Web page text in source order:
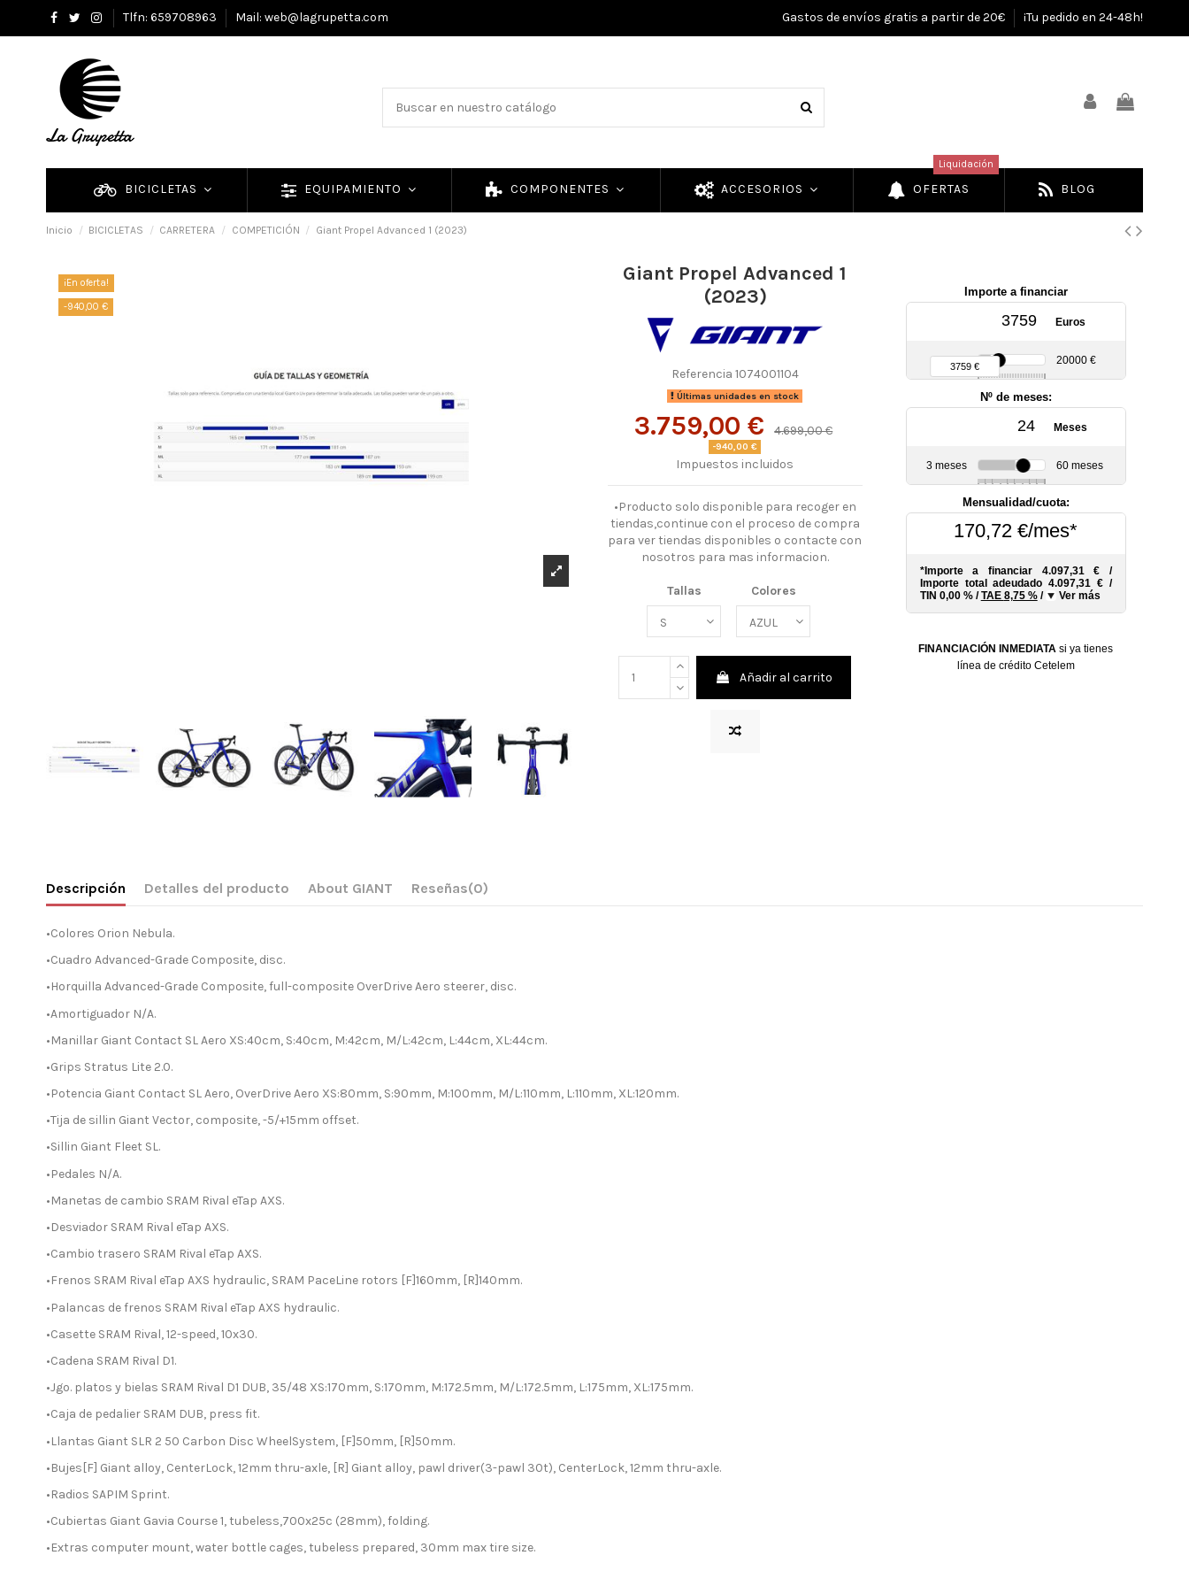
Tlfn: 659708963 Mail: web@lagrupetta.com Gastos de envíos gratis a partir de 20€ ¡Tu pedido en 24-48h!
BICICLETAS EQUIPAMIENTO COMPONENTES ACCESORIOS OFERTAS
Liquidación
BLOG
Inicio BICICLETAS CARRETERA COMPETICIÓN Giant Propel Advanced 1 (2023)
¡En oferta!
-940,00 €
Giant Propel Advanced 1
(2023)
Referencia 1074001104
Últimas unidades en stock
3.759,00 € 4.699,00 €
-940,00 €
Impuestos incluidos
•Producto solo disponible para recoger en
tiendas,continue con el proceso de compra
para ver tiendas disponibles o contacte con
nosotros para mas informacion.
Tallas Colores
Añadir al carrito
Importe a financiar
Euros
90 €
3759 € 20000 €
Nº de meses:
Meses
3 meses 60 meses
Mensualidad/cuota:
170,72 €/mes*
*Importe a financiar 4.097,31 €
/
Importe total adeudado4.097,31 € /
TIN 0,00 %/TAE 8,75 %/ Ver más
FINANCIACIÓN INMEDIATA si ya tienes
línea de crédito Cetelem
Descripción Detalles del producto About GIANT Reseñas(0)
•Colores Orion Nebula.
•Cuadro Advanced-Grade Composite, disc.
•Horquilla Advanced-Grade Composite, full-composite OverDrive Aero steerer, disc.
•Amortiguador N/A.
•Manillar Giant Contact SL Aero XS:40cm, S:40cm, M:42cm, M/L:42cm, L:44cm, XL:44cm.
•Grips Stratus Lite 2.0.
•Potencia Giant Contact SL Aero, OverDrive Aero XS:80mm, S:90mm, M:100mm, M/L:110mm, L:110mm, XL:120mm.
•Tija de sillin Giant Vector, composite, -5/+15mm offset.
•Sillin Giant Fleet SL.
•Pedales N/A.
•Manetas de cambio SRAM Rival eTap AXS.
•Desviador SRAM Rival eTap AXS.
•Cambio trasero SRAM Rival eTap AXS.
•Frenos SRAM Rival eTap AXS hydraulic, SRAM PaceLine rotors [F]160mm, [R]140mm.
•Palancas de frenos SRAM Rival eTap AXS hydraulic.
•Casette SRAM Rival, 12-speed, 10x30.
•Cadena SRAM Rival D1.
•Jgo. platos y bielas SRAM Rival D1 DUB, 35/48 XS:170mm, S:170mm, M:172.5mm, M/L:172.5mm, L:175mm, XL:175mm.
•Caja de pedalier SRAM DUB, press fit.
•Llantas Giant SLR 2 50 Carbon Disc WheelSystem, [F]50mm, [R]50mm.
•Bujes[F] Giant alloy, CenterLock, 12mm thru-axle, [R] Giant alloy, pawl driver(3-pawl 30t), CenterLock, 12mm thru-axle.
•Radios SAPIM Sprint.
•Cubiertas Giant Gavia Course 1, tubeless,700x25c (28mm), folding.
•Extras computer mount, water bottle cages, tubeless prepared, 30mm max tire size.